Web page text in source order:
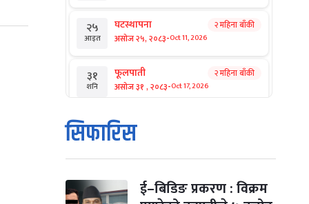
२५
आइत
घटस्थापना
असोज २५, २०८३-Oct 11, 2026
२ महिना बाँकी
३१
शनि
फूलपाती
असोज ३१ , २०८३-Oct 17, 2026
२ महिना बाँकी
१
आइत
कार्तिक सङ्क्रान्ति
कार्तिक १, २०८३
मंगल कार्तिक ३, २०८३-Oct 20, 2026
सिफारिस
ई–बिडिङ प्रकरण : विक्रम